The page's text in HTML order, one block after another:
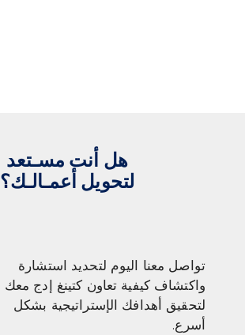
هل أنت مسـتعد
لتحويل أعمـالـك؟
تواصل معنا اليوم لتحديد استشارة
واكتشاف كيفية تعاون كتينغ إدج معك
لتحقيق أهدافك الإستراتيجية بشكل
أسرع.